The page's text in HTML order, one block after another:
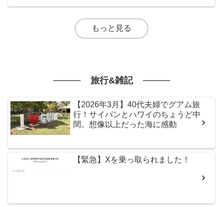
もっと見る
旅行&雑記
【2026年3月】40代夫婦でグアム旅
行！サイパンとハワイのちょうど中
間。想像以上だった海に感動
【緊急】Xを乗っ取られました！